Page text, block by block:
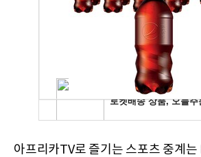
아프리카TV로 즐기는 스포츠 중계는